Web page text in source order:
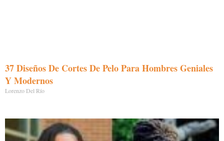
37 Diseños De Cortes De Pelo Para Hombres Geniales
Y Modernos
Lorenzo Del Río